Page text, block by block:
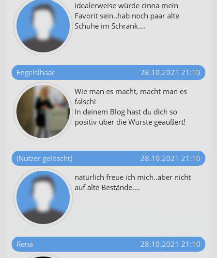
idealerweise würde cinna mein
Favorit sein..hab noch paar alte
Schuhe im Schrank....
Engelslhaar
28.10.2021 21:10
Wie man es macht, macht man es
falsch!
In deinem Blog hast du dich so
positiv über die Würste geäußert!
(Nutzer gelöscht)
28.10.2021 21:10
natürlich freue ich mich..aber nicht
auf alte Bestände....
Rena 28.10.2021 21:10